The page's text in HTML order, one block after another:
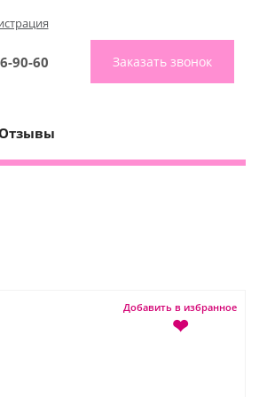
90-60 Заказать звонок
Добавить в избранное
❤